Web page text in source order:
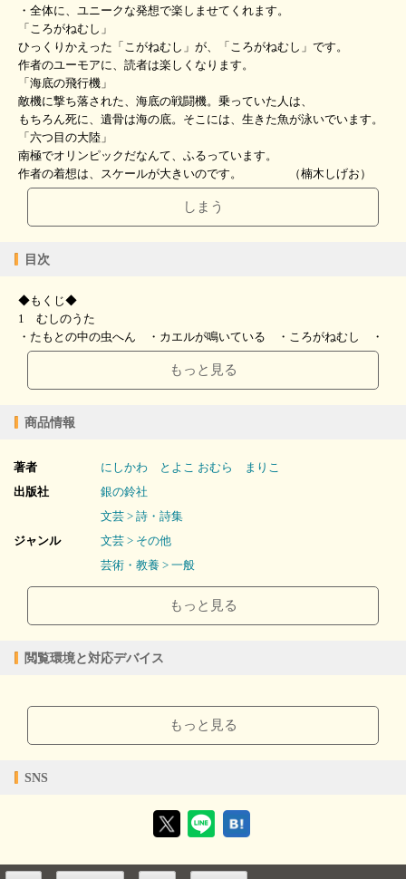
・全体に、ユニークな発想で楽しませてくれます。
「ころがねむし」
ひっくりかえった「こがねむし」が、「ころがねむし」です。
作者のユーモアに、読者は楽しくなります。
「海底の飛行機」
敵機に撃ち落された、海底の戦闘機。乗っていた人は、
もちろん死に、遺骨は海の底。そこには、生きた魚が泳いでいます。
「六つ目の大陸」
南極でオリンピックだなんて、ふるっています。
作者の着想は、スケールが大きいのです。 （楠木しげお）
しまう
目次
◆もくじ◆
1 むしのうた
・たもとの中の虫へん ・カエルが鳴いている ・ころがねむし ・
あたたまる ・スイッチョン ・クモの大工の大仕事 ・昆虫警察
午後三時 ・測った人にあこがれて ・かまきり坊さん ・はぐれホ
タル ・ナナフシ校長のはなむけの言葉
2 生きものたちのうた
がいっぱい ・線路わきの子やぎ
3 植物のうた
・ジャンケンポン ・海藻になる ・校庭のくすのき ・ひまわりの
うた ・クズのエリート ・コスモスの茎 ・武家屋敷の紅葉 ・ア
4 地球のひとりごと
・しもばしら ・オーロラ ・辰年 元日 ・土の記憶 ・かあさん
恐竜の夢 ・海底の飛行機 ・六つ目の大陸 ・薄い地層 ・虹の兄
もっと見る
商品情報
著者 にしかわ とよこ おむら まりこ
出版社
銀の鈴社
ジャンル
文芸 > 詩・詩集
文芸 > その他
芸術・教養 > 一般
販売開始日
2025/04/04
【販売形態】
もっと見る
閲覧環境と対応デバイス
ブラウザビューア・PC版ConTenDoビューア・モバイルビューア
【対応デバイス】
もっと見る
SNS